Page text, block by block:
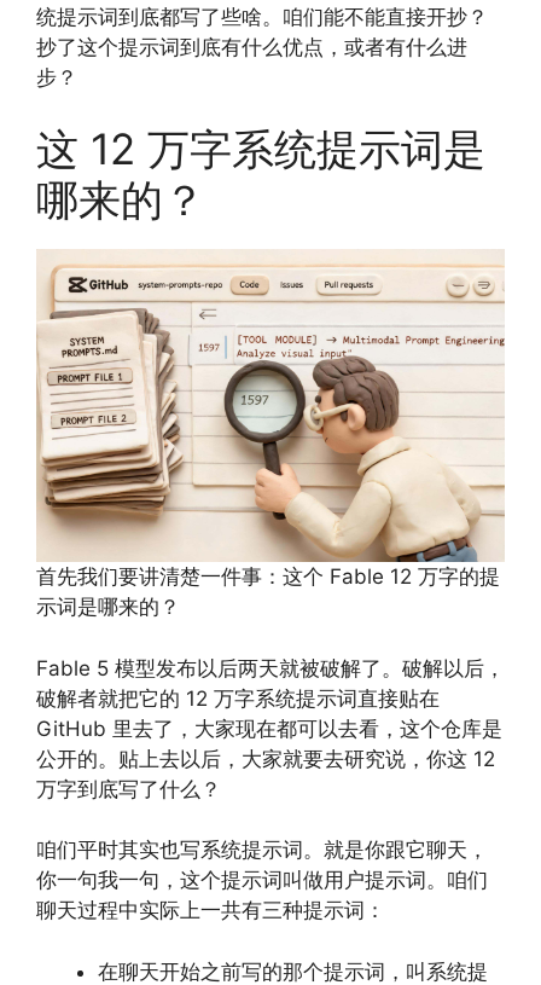
统提示词到底都写了些啥。咱们能不能直接开抄？
抄了这个提示词到底有什么优点，或者有什么进
步？
这 12 万字系统提示词是
哪来的？
首先我们要讲清楚一件事：这个 Fable 12 万字的提
示词是哪来的？
Fable 5 模型发布以后两天就被破解了。破解以后，
破解者就把它的 12 万字系统提示词直接贴在
GitHub 里去了，大家现在都可以去看，这个仓库是
公开的。贴上去以后，大家就要去研究说，你这 12
万字到底写了什么？
咱们平时其实也写系统提示词。就是你跟它聊天，
你一句我一句，这个提示词叫做用户提示词。咱们
聊天过程中实际上一共有三种提示词：
在聊天开始之前写的那个提示词，叫系统提